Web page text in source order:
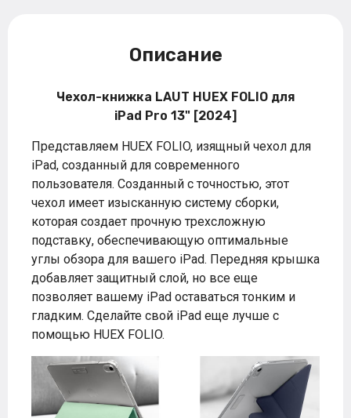
Описание
Чехол-книжка LAUT HUEX FOLIO для
iPad Pro 13" [2024]
Представляем HUEX FOLIO, изящный чехол для
iPad, созданный для современного
пользователя. Созданный с точностью, этот
чехол имеет изысканную систему сборки,
которая создает прочную трехсложную
подставку, обеспечивающую оптимальные
углы обзора для вашего iPad. Передняя крышка
добавляет защитный слой, но все еще
позволяет вашему iPad оставаться тонким и
гладким. Сделайте свой iPad еще лучше с
помощью HUEX FOLIO.